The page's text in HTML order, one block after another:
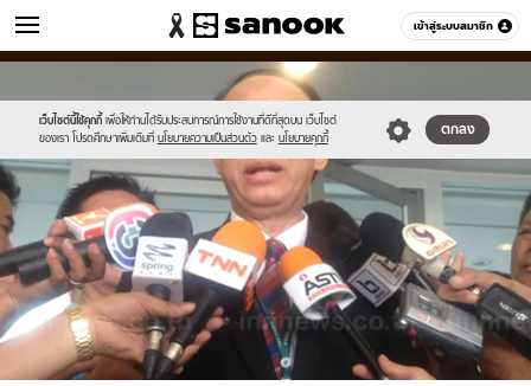
เข้าสู่ระบบสมาชิก
ข่าว หมวดอื่นๆ
เว็บไซต์นี้ใช้คุกกี้ เพื่อให้ท่านได้รับประสบการณ์การใช้งานที่ดีที่สุดบน เว็บไซต์
ของเรา โปรดศึกษาเพิ่มเติมที่ นโยบายความเป็นส่วนตัว และ นโยบายคุกกี้
ตกลง
//s.isanook.com/sr/0/images/logo-
new-
sanook.png
//s.isanook.com/ns/0/ud/361/1809698/623815-
01.jpg